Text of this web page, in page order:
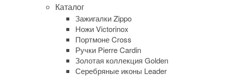
Каталог
Зажигалки Zippo
Ножи Victorinox
Портмоне Cross
Ручки Pierre Cardin
Золотая коллекция Golden
Серебряные иконы Leader